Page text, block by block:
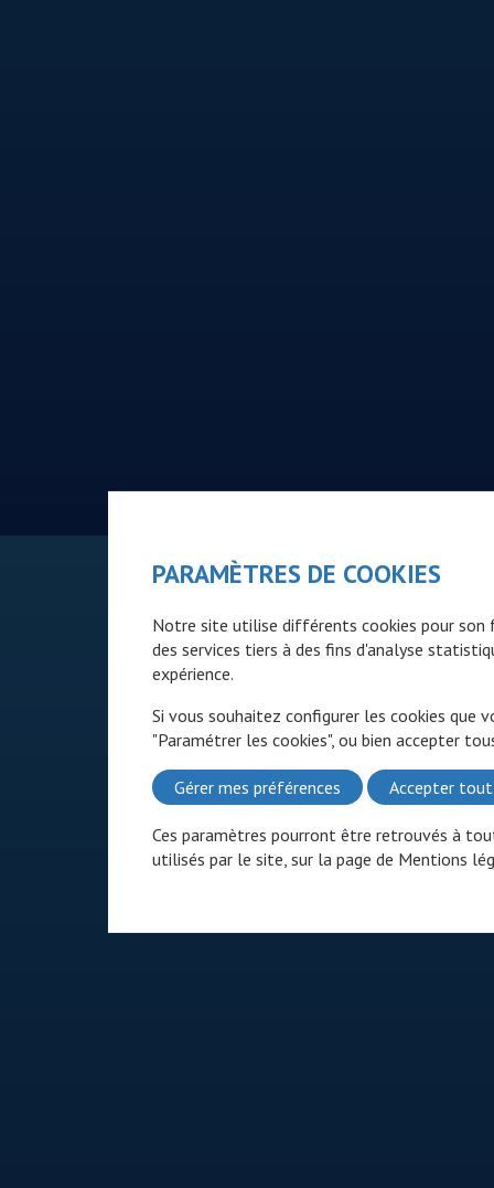
PARAMÈTRES DE COOKIES
Notre site utilise différents cookies pour son
des services tiers à des fins d'analyse
expérience.
Si vous souhaitez configurer les cookies que
"Paramétrer les cookies", ou bien accepter
Gérer mes préférences Accepter tout
Ces paramètres pourront être retrouvés à
utilisés par le site, sur la page de Mentions